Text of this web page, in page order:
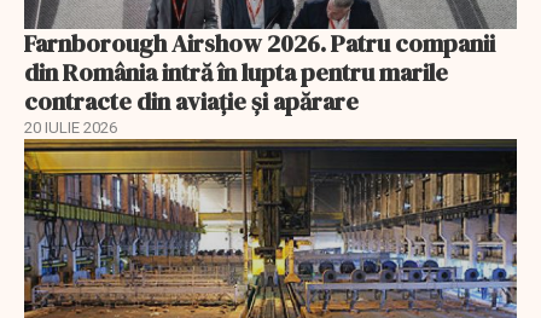
Farnborough Airshow 2026. Patru companii
din România intră în lupta pentru marile
contracte din aviație și apărare
20 IULIE 2026